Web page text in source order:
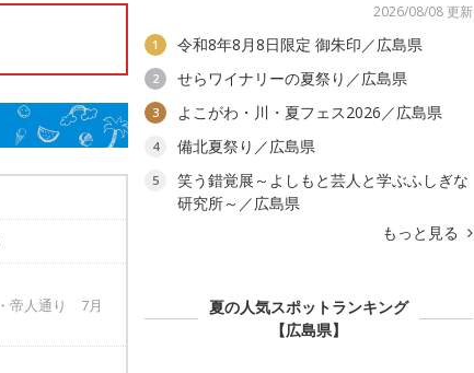
帝人通り 7月
2026/08/08 更新
1 令和8年8月8日限定 御朱印／広島県
2 せらワイナリーの夏祭り／広島県
3 よこがわ・川・夏フェス2026／広島県
4 備北夏祭り／広島県
5
笑う錯覚展～よしもと芸人と学ぶふしぎな
研究所～／広島県
もっと見る
夏の人気スポットランキング
【広島県】